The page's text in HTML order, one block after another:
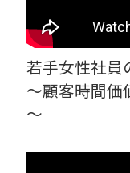
若手女性社員
～顧客時間価
～